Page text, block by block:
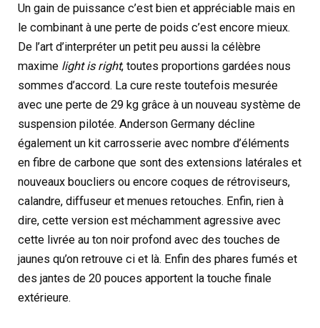
Un gain de puissance c’est bien et appréciable mais en
le combinant à une perte de poids c’est encore mieux.
De l’art d’interpréter un petit peu aussi la célèbre
maxime light is right, toutes proportions gardées nous
sommes d’accord. La cure reste toutefois mesurée
avec une perte de 29 kg grâce à un nouveau système de
suspension pilotée. Anderson Germany décline
également un kit carrosserie avec nombre d’éléments
en fibre de carbone que sont des extensions latérales et
nouveaux boucliers ou encore coques de rétroviseurs,
calandre, diffuseur et menues retouches. Enfin, rien à
dire, cette version est méchamment agressive avec
cette livrée au ton noir profond avec des touches de
jaunes qu’on retrouve ci et là. Enfin des phares fumés et
des jantes de 20 pouces apportent la touche finale
extérieure.